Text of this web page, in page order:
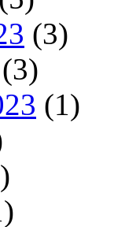
(3)
(3)
(1)